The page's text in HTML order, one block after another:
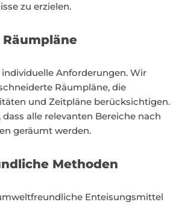
zu erzielen.
Anforderungen. Wir
Räumpläne, die
und Zeitpläne berücksichtigen.
alle relevanten Bereiche nach
geräumt werden.
Methoden
Enteisungsmittel